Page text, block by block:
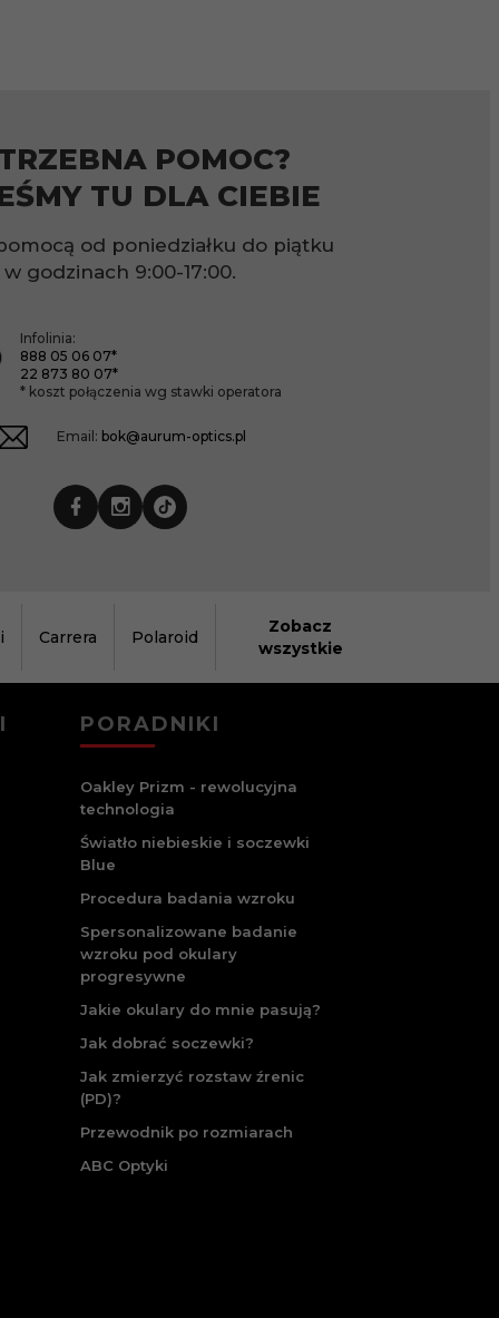
POMOC?
TU DLA CIEBIE
od poniedziałku do piątku
w godzinach 9:00-17:00.
Infolinia:
888 05 06 07*
22 873 80 07*
* koszt połączenia wg stawki operatora
Email: bok@aurum-optics.pl
Carrera Polaroid
Zobacz
wszystkie
PORADNIKI
Oakley Prizm - rewolucyjna
technologia
Światło niebieskie i soczewki
Blue
Procedura badania wzroku
Spersonalizowane badanie
wzroku pod okulary
progresywne
Jakie okulary do mnie pasują?
Jak dobrać soczewki?
Jak zmierzyć rozstaw źrenic
(PD)?
Przewodnik po rozmiarach
ABC Optyki